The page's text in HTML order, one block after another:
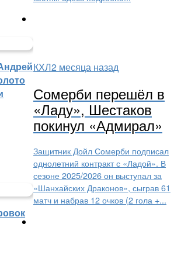
КХЛ2 месяца назад
Сомерби перешёл в
«Ладу», Шестаков
покинул «Адмирал»
Защитник Дойл Сомерби подписал
однолетний контракт с «Ладой». В
сезоне 2025/2026 он выступал за
«Шанхайских Драконов», сыграв 61
матч и набрав 12 очков (2 гола +...